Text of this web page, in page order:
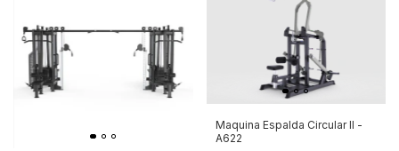
Maquina Espalda Circular II -
A622